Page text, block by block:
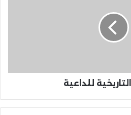
للداعية